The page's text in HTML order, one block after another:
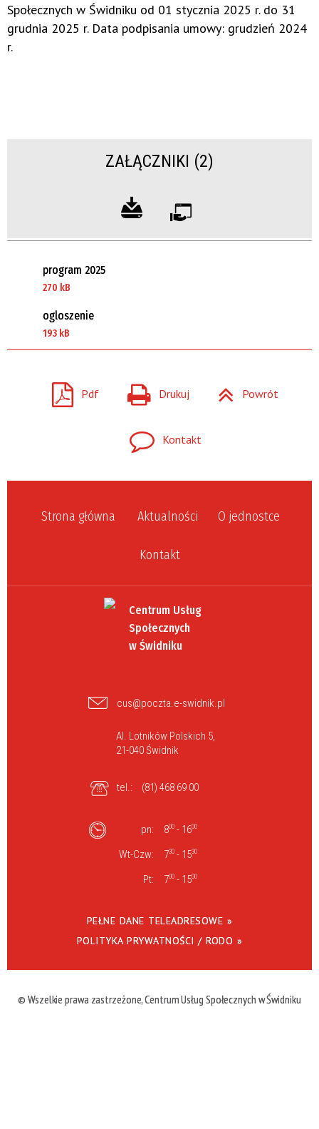
Społecznych w Świdniku od 01 stycznia 2025 r. do 31
grudnia 2025 r. Data podpisania umowy: grudzień 2024
r.
ZAŁĄCZNIKI (2)
program 2025
270 kB
ogloszenie
193 kB
Pdf Drukuj Powrót
Kontakt
Strona główna Aktualności O jednostce
Kontakt
Centrum Usług
Społecznych
w Świdniku
cus@poczta.e-swidnik.pl
Al. Lotników Polskich 5,
21-040 Świdnik
tel.: (81) 468 69 00
pn: 800 - 1600
Wt-Czw: 730 - 1530
Pt: 700 - 1500
PEŁNE DANE TELEADRESOWE »
POLITYKA PRYWATNOŚCI / RODO »
© Wszelkie prawa zastrzeżone, Centrum Usług Społecznych w Świdniku